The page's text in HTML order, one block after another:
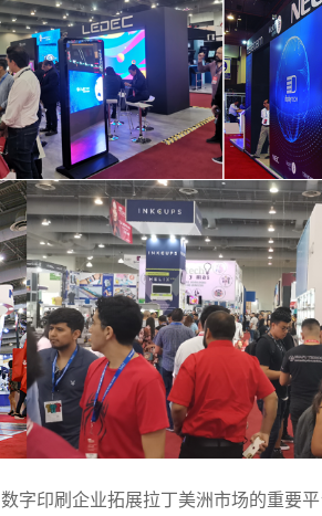
数字印刷企业拓展拉丁美洲市场的重要平